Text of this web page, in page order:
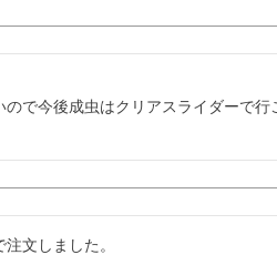
で今後成虫はクリアスライダーで行
文しました。